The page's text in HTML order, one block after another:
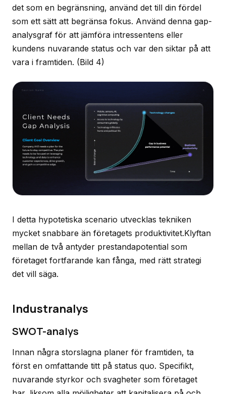
det som en begränsning, använd det till din fördel
som ett sätt att begränsa fokus. Använd denna gap-
analysgraf för att jämföra intressentens eller
kundens nuvarande status och var den siktar på att
vara i framtiden. (Bild 4)
I detta hypotetiska scenario utvecklas tekniken
mycket snabbare än företagets produktivitet.Klyftan
mellan de två antyder prestandapotential som
företaget fortfarande kan fånga, med rätt strategi
det vill säga.
Industranalys
SWOT-analys
Innan några storslagna planer för framtiden, ta
först en omfattande titt på status quo. Specifikt,
nuvarande styrkor och svagheter som företaget